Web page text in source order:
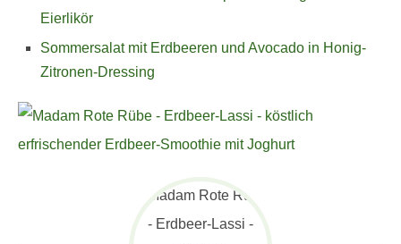
Eierlikör
Sommersalat mit Erdbeeren und Avocado in Honig-
Zitronen-Dressing